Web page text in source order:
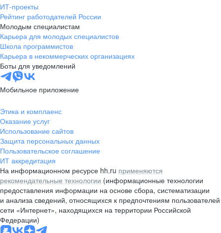
ИТ-проекты
Рейтинг работодателей России
Молодым специалистам
Карьера для молодых специалистов
Школа программистов
Карьера в некоммерческих организациях
Боты для уведомлений
Мобильное приложение
Этика и комплаенс
Оказание услуг
Использование сайтов
Защита персональных данных
Пользовательское соглашение
ИТ аккредитация
На информационном ресурсе hh.ru применяются
рекомендательные технологии (информационные технологии
предоставления информации на основе сбора, систематизации
и анализа сведений, относящихся к предпочтениям пользователей
сети «Интернет», находящихся на территории Российской
Федерации)